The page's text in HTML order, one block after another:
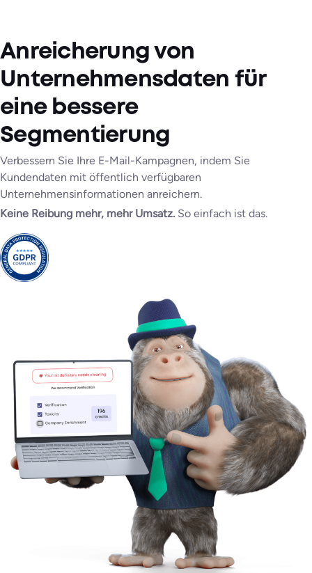
Anreicherung von
Unternehmensdaten für
eine bessere
Segmentierung
Verbessern Sie Ihre E-Mail-Kampagnen, indem Sie
Kundendaten mit öffentlich verfügbaren
Unternehmensinformationen anreichern.
Keine Reibung mehr, mehr Umsatz. So einfach ist das.